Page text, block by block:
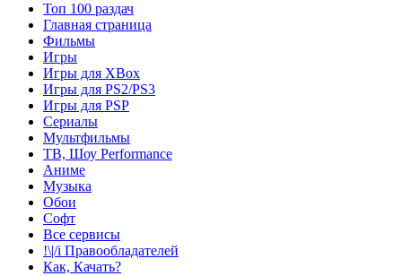
Топ 100 раздач
Главная страница
Фильмы
Игры
Игры для XBox
Игры для PS2/PS3
Игры для PSP
Сериалы
Мультфильмы
ТВ, Шоу Performance
Аниме
Музыка
Обои
Софт
Все сервисы
!\|/i Правообладателей
Как, Качать?